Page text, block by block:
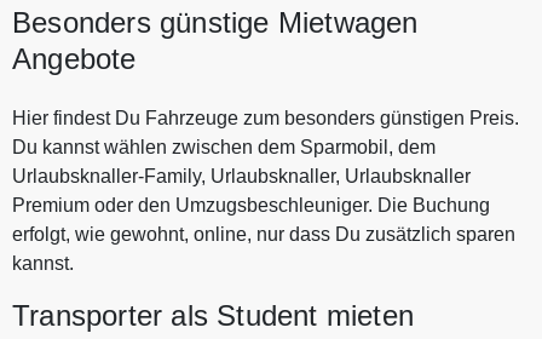
Besonders günstige Mietwagen
Angebote
Hier findest Du Fahrzeuge zum besonders günstigen Preis.
Du kannst wählen zwischen dem Sparmobil, dem
Urlaubsknaller-Family, Urlaubsknaller, Urlaubsknaller
Premium oder den Umzugsbeschleuniger. Die Buchung
erfolgt, wie gewohnt, online, nur dass Du zusätzlich sparen
kannst.
Transporter als Student mieten